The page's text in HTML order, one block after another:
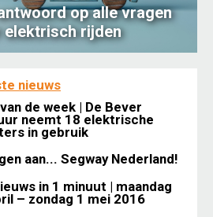
op alle vragen
elektrisch rijden
nieuws
de week | De Bever
neemt 18 elektrische
in gebruik
aan... Segway Nederland!
in 1 minuut | maandag
– zondag 1 mei 2016